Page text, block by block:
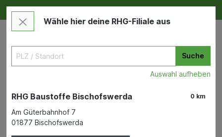
Deine RHG NEU ERLEBEN
Wähle hier deine RHG-Filiale aus
Suche
Auswahl aufheben
0 km
RHG Baustoffe Bischofswerda
Am Güterbahnhof 7
01877 Bischofswerda